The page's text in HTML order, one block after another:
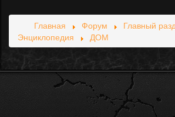
Главная Форум
Главный
Энциклопедия
ДОМ